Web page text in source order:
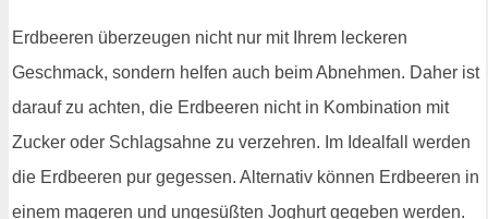
Erdbeeren überzeugen nicht nur mit Ihrem leckeren
Geschmack, sondern helfen auch beim Abnehmen. Daher ist
darauf zu achten, die Erdbeeren nicht in Kombination mit
Zucker oder Schlagsahne zu verzehren. Im Idealfall werden
die Erdbeeren pur gegessen. Alternativ können Erdbeeren in
einem mageren und ungesüßten Joghurt gegeben werden.